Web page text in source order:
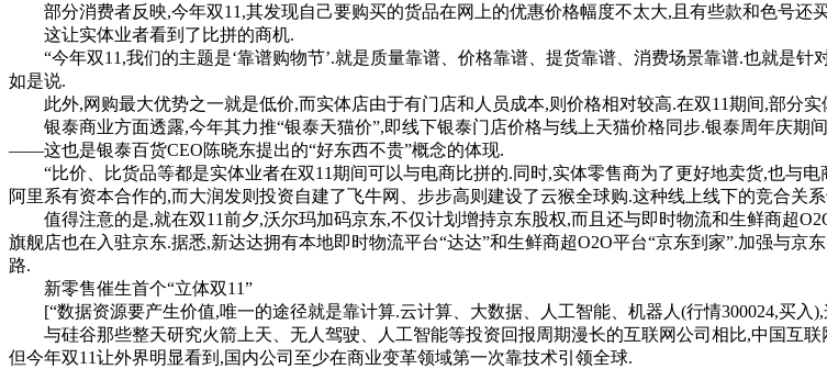
部分消费者反映,今年双11,其发现自己要购买的货品在网上的优惠价格幅度不太大,且有些款和色号还
这让实体业者看到了比拼的商机.
“今年双11,我们的主题是‘靠谱购物节’.就是质量靠谱、价格靠谱、提货靠谱、消费场景靠谱.也就是针
如是说.
此外,网购最大优势之一就是低价,而实体店由于有门店和人员成本,则价格相对较高.在双11期间,部分实
银泰商业方面透露,今年其力推“银泰天猫价”,即线下银泰门店价格与线上天猫价格同步.银泰周年庆期
——这也是银泰百货CEO陈晓东提出的“好东西不贵”概念的体现.
“比价、比货品等都是实体业者在双11期间可以与电商比拼的.同时,实体零售商为了更好地卖货,也与
阿里系有资本合作的,而大润发则投资自建了飞牛网、步步高则建设了云猴全球购.这种线上线下的竞合关
值得注意的是,就在双11前夕,沃尔玛加码京东,不仅计划增持京东股权,而且还与即时物流和生鲜商超
旗舰店也在入驻京东.据悉,新达达拥有本地即时物流平台“达达”和生鲜商超O2O平台“京东到家”.加强与
路.
新零售催生首个“立体双11”
[“数据资源要产生价值,唯一的途径就是靠计算.云计算、大数据、人工智能、机器人(行情300024,买入
与硅谷那些整天研究火箭上天、无人驾驶、人工智能等投资回报周期漫长的互联网公司相比,中国互
但今年双11让外界明显看到,国内公司至少在商业变革领域第一次靠技术引领全球.